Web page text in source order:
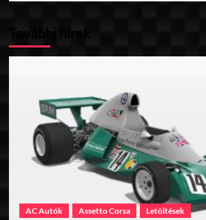
AC Autók Assetto Corsa Letöltések